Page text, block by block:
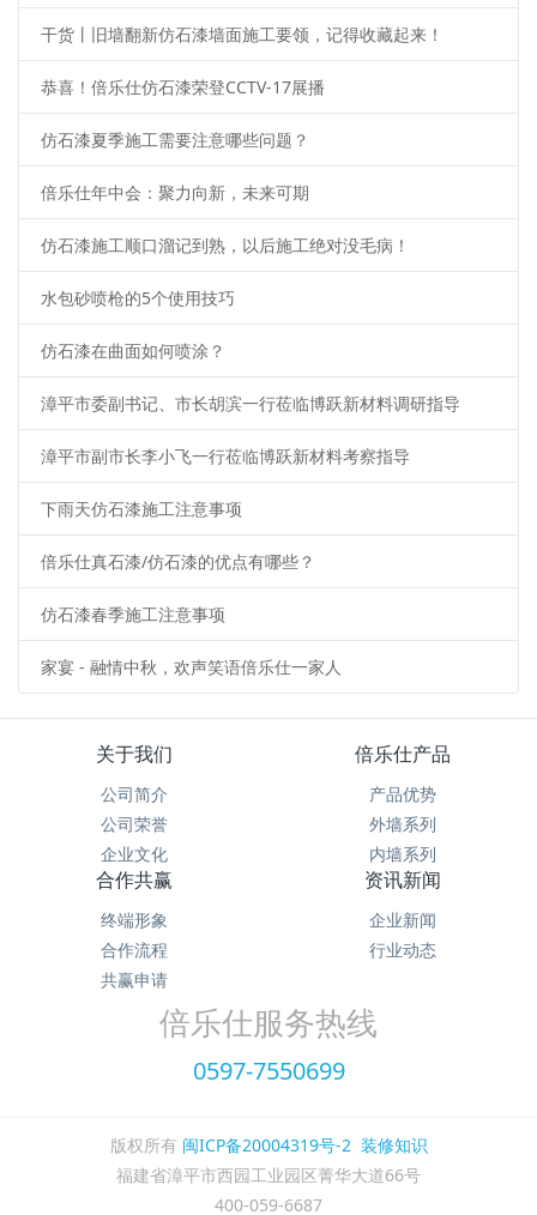
干货丨旧墙翻新仿石漆墙面施工要领，记得收藏起来！
恭喜！倍乐仕仿石漆荣登CCTV-17展播
仿石漆夏季施工需要注意哪些问题？
倍乐仕年中会：聚力向新，未来可期
仿石漆施工顺口溜记到熟，以后施工绝对没毛病！
水包砂喷枪的5个使用技巧
仿石漆在曲面如何喷涂？
漳平市委副书记、市长胡滨一行莅临博跃新材料调研指导
漳平市副市长李小飞一行莅临博跃新材料考察指导
下雨天仿石漆施工注意事项
倍乐仕真石漆/仿石漆的优点有哪些？
仿石漆春季施工注意事项
家宴 - 融情中秋，欢声笑语倍乐仕一家人
关于我们
公司简介
公司荣誉
企业文化
倍乐仕产品
产品优势
外墙系列
内墙系列
合作共赢
终端形象
合作流程
共赢申请
资讯新闻
企业新闻
行业动态
倍乐仕服务热线
0597-7550699
版权所有 闽ICP备20004319号-2 装修知识
福建省漳平市西园工业园区菁华大道66号
400-059-6687